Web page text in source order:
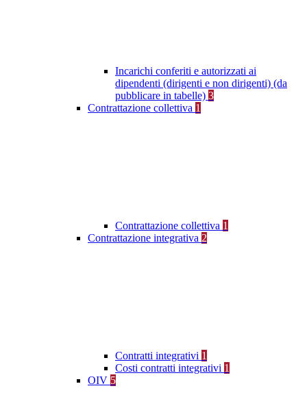
Incarichi conferiti e autorizzati ai
dipendenti (dirigenti e non dirigenti) (da
pubblicare in tabelle) 3
Contrattazione collettiva 1
Contrattazione collettiva 1
Contrattazione integrativa 2
Contratti integrativi 1
Costi contratti integrativi 1
OIV 5